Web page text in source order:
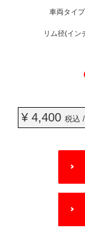
車両タイプ
リム径(イン
¥ 4,400 税込
OPTIONS